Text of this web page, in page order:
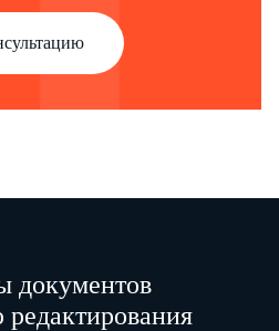
документов